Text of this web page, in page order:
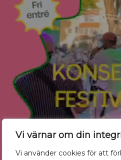
Vi värnar om din
Vi använder cookies för att